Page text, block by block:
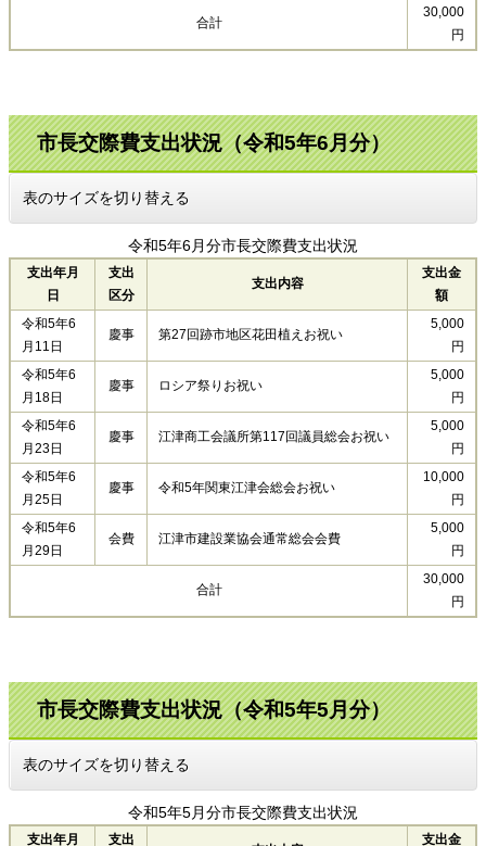
合計
30,000
円
市長交際費支出状況（令和5年6月分）
表のサイズを切り替える
支出年月
日
支出
区分
支出内容
支出金
額
令和5年6月分市長交際費支出状況
令和5年6
月11日
慶事 第27回跡市地区花田植えお祝い
5,000
円
令和5年6
月18日
慶事 ロシア祭りお祝い
5,000
円
令和5年6
月23日
慶事 江津商工会議所第117回議員総会お祝い
5,000
円
令和5年6
月25日
慶事 令和5年関東江津会総会お祝い
10,000
円
令和5年6
月29日
会費 江津市建設業協会通常総会会費
5,000
円
合計
30,000
円
市長交際費支出状況（令和5年5月分）
表のサイズを切り替える
支出年月
支出
支出金
令和5年5月分市長交際費支出状況